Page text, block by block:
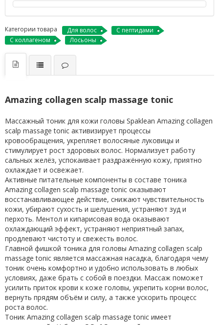
Категории товара Для волос
С пептидами
С коллагеном
Лосьоны
Amazing collagen scalp massage tonic
Массажный тоник для кожи головы Spaklean Amazing collagen
scalp massage tonic активизирует процессы
кровообращения, укрепляет волосяные луковицы и
стимулирует рост здоровых волос. Нормализует работу
сальных желёз, успокаивает раздражённую кожу, приятно
охлаждает и освежает.
Активные питательные компоненты в составе тоника
Amazing collagen scalp massage tonic оказывают
восстанавливающее действие, снижают чувствительность
кожи, убирают сухость и шелушения, устраняют зуд и
перхоть. Ментол и кипарисовая вода оказывают
охлаждающий эффект, устраняют неприятный запах,
продлевают чистоту и свежесть волос.
Главной фишкой тоника для головы Amazing collagen scalp
massage tonic является массажная насадка, благодаря чему
тоник очень комфортно и удобно использовать в любых
условиях, даже брать с собой в поездки. Массаж поможет
усилить приток крови к коже головы, укрепить корни волос,
вернуть прядям объём и силу, а также ускорить процесс
роста волос.
Тоник Amazing collagen scalp massage tonic имеет